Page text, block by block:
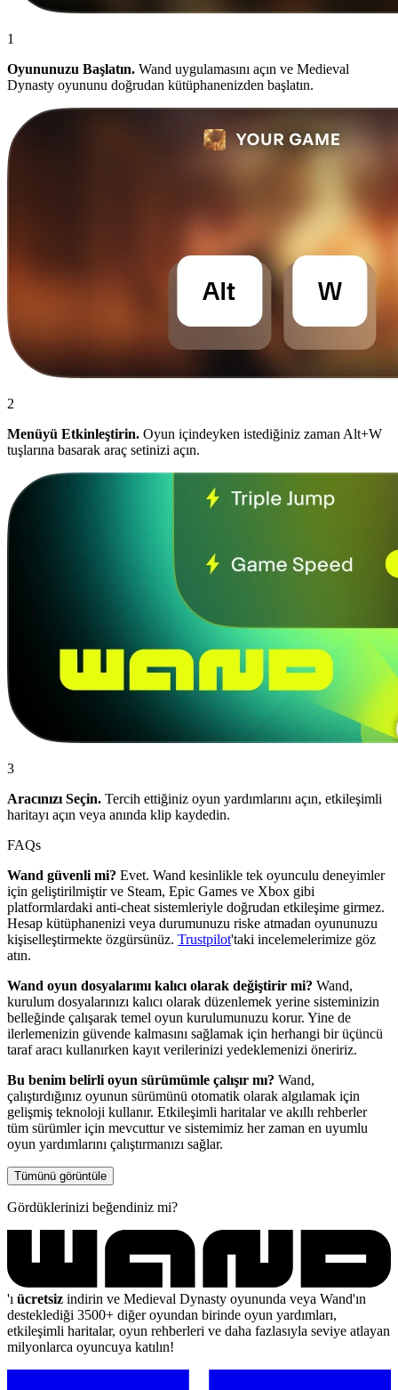
1
Oyununuzu Başlatın. Wand uygulamasını açın ve Medieval
Dynasty oyununu doğrudan kütüphanenizden başlatın.
2
Menüyü Etkinleştirin. Oyun içindeyken istediğiniz zaman Alt+W
tuşlarına basarak araç setinizi açın.
3
Aracınızı Seçin. Tercih ettiğiniz oyun yardımlarını açın, etkileşimli
haritayı açın veya anında klip kaydedin.
FAQs
Wand güvenli mi? Evet. Wand kesinlikle tek oyunculu deneyimler
için geliştirilmiştir ve Steam, Epic Games ve Xbox gibi
platformlardaki anti-cheat sistemleriyle doğrudan etkileşime girmez.
Hesap kütüphanenizi veya durumunuzu riske atmadan oyununuzu
kişiselleştirmekte özgürsünüz. Trustpilot'taki incelemelerimize göz
atın.
Wand oyun dosyalarımı kalıcı olarak değiştirir mi? Wand,
kurulum dosyalarınızı kalıcı olarak düzenlemek yerine sisteminizin
belleğinde çalışarak temel oyun kurulumunuzu korur. Yine de
ilerlemenizin güvende kalmasını sağlamak için herhangi bir üçüncü
taraf aracı kullanırken kayıt verilerinizi yedeklemenizi öneririz.
Bu benim belirli oyun sürümümle çalışır mı? Wand,
çalıştırdığınız oyunun sürümünü otomatik olarak algılamak için
gelişmiş teknoloji kullanır. Etkileşimli haritalar ve akıllı rehberler
tüm sürümler için mevcuttur ve sistemimiz her zaman en uyumlu
oyun yardımlarını çalıştırmanızı sağlar.
Tümünü görüntüle
Gördüklerinizi beğendiniz mi?
'ı ücretsiz indirin ve Medieval Dynasty oyununda veya Wand'ın
desteklediği 3500+ diğer oyundan birinde oyun yardımları,
etkileşimli haritalar, oyun rehberleri ve daha fazlasıyla seviye atlayan
milyonlarca oyuncuya katılın!